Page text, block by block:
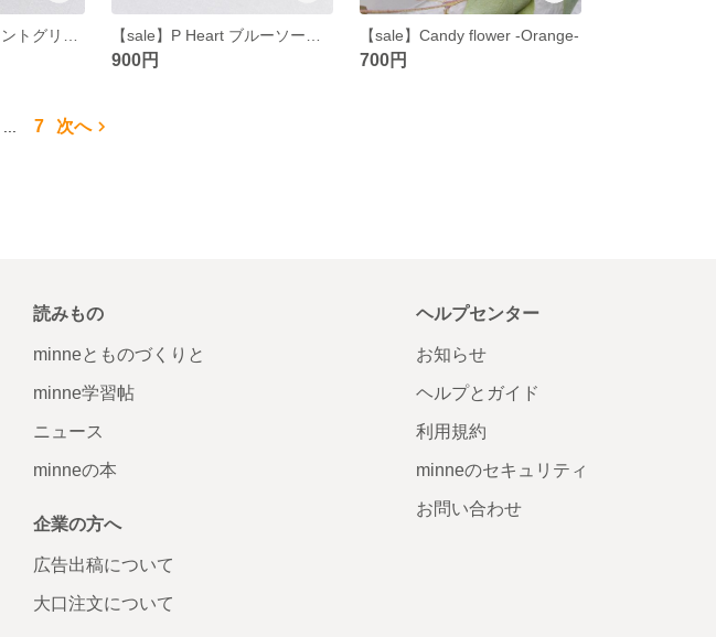
900円
【sale】Candy flower -Orange-
700円
7 次へ
読みもの
minneとものづくりと
minne学習帖
ニュース
minneの本
企業の方へ
広告出稿について
大口注文について
ヘルプセンター
お知らせ
ヘルプとガイド
利用規約
minneのセキュリティ
お問い合わせ